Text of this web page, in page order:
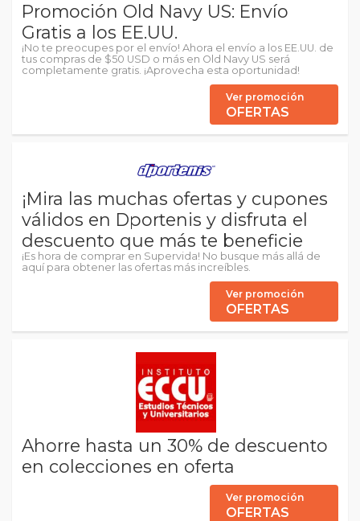
Promoción Old Navy US: Envío
Gratis a los EE.UU.
¡No te preocupes por el envío! Ahora el envío a los EE.UU. de
tus compras de $50 USD o más en Old Navy US será
completamente gratis. ¡Aprovecha esta oportunidad!
Ver promoción
OFERTAS
¡Mira las muchas ofertas y cupones
válidos en Dportenis y disfruta el
descuento que más te beneficie
¡Es hora de comprar en Supervida! No busque más allá de
aquí para obtener las ofertas más increíbles.
Ver promoción
OFERTAS
Ahorre hasta un 30% de descuento
en colecciones en oferta
Ver promoción
OFERTAS